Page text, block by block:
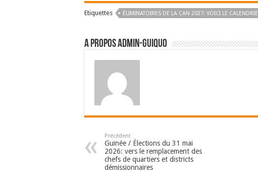
Etiquettes ÉLIMINATOIRES DE LA CAN 2027: VOICI LE
A propos admin-guiquo
Précédent
Guinée / Élections du 31 mai
2026: vers le remplacement des
chefs de quartiers et districts
démissionnaires